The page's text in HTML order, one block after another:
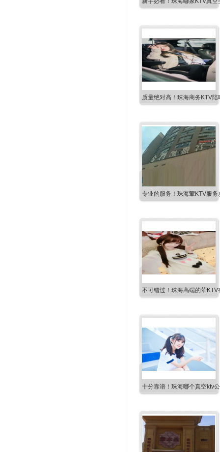
质量绝对高！珠海商务KTV
专业的服务！珠海荤KTV服
不可错过！珠海高端的荤
十分靠谱！珠海哪个真空ktv